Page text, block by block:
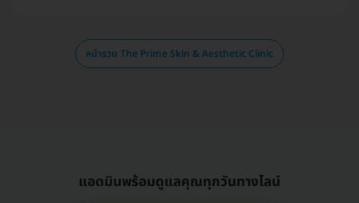
หน้ารวม The Prime Skin & Aesthetic Clinic
แอดมินพร้อมดูแลคุณทุกวันทางไลน์